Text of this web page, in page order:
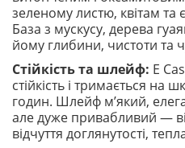
зеленому листю, квітам та
База з мускусу, дерева
йому глибини, чистоти та
Стійкість та шлейф: E
стійкість і тримається на
годин. Шлейф м’який,
але дуже привабливий —
відчуття доглянутості,